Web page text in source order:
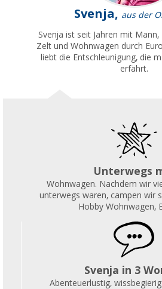
Svenja, aus der
Svenja ist seit Jahren mit Mann,
Zelt und Wohnwagen durch
liebt die Entschleunigung, die
erfährt.
Unterwegs
Wohnwagen. Nachdem wir
unterwegs waren, campen wir
Hobby Wohnwagen,
Svenja in 3
Abenteuerlustig,